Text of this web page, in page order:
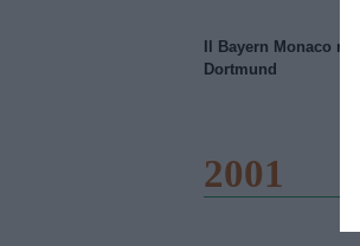
Il Bayern Monaco
Dortmund
2001